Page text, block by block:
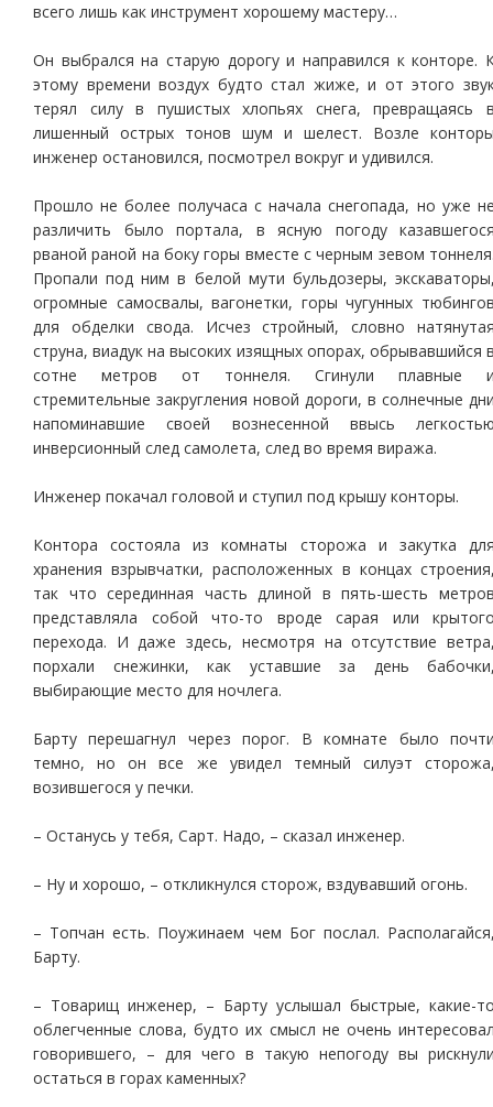
всего лишь как инструмент хорошему мастеру…
Он выбрался на старую дорогу и направился к конторе.
этому времени воздух будто стал жиже, и от этого
терял силу в пушистых хлопьях снега, превращаясь
лишенный острых тонов шум и шелест. Возле
инженер остановился, посмотрел вокруг и удивился.
Прошло не более получаса с начала снегопада, но уже
различить было портала, в ясную погоду
рваной раной на боку горы вместе с черным зевом
Пропали под ним в белой мути бульдозеры,
огромные самосвалы, вагонетки, горы чугунных
для обделки свода. Исчез стройный, словно
струна, виадук на высоких изящных опорах, обрывавшийся
сотне метров от тоннеля. Сгинули плавные
стремительные закругления новой дороги, в солнечные
напоминавшие своей вознесенной ввысь
инверсионный след самолета, след во время виража.
Инженер покачал головой и ступил под крышу конторы.
Контора состояла из комнаты сторожа и закутка
хранения взрывчатки, расположенных в концах
так что серединная часть длиной в пять-шесть
представляла собой что-то вроде сарая или
перехода. И даже здесь, несмотря на отсутствие
порхали снежинки, как уставшие за день
выбирающие место для ночлега.
Барту перешагнул через порог. В комнате было
темно, но он все же увидел темный силуэт
возившегося у печки.
– Останусь у тебя, Сарт. Надо, – сказал инженер.
– Ну и хорошо, – откликнулся сторож, вздувавший огонь.
– Топчан есть. Поужинаем чем Бог послал.
Барту.
– Товарищ инженер, – Барту услышал быстрые, какие-
облегченные слова, будто их смысл не очень
говорившего, – для чего в такую непогоду вы
остаться в горах каменных?